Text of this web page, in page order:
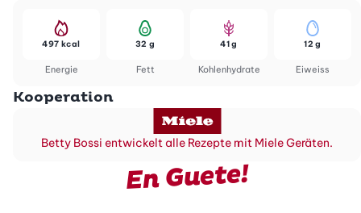
Energie
497 kcal
Fett
32 g
Kohlenhydrate
41 g
Eiweiss
12 g
Kooperation
Betty Bossi entwickelt alle Rezepte mit Miele Geräten.
En Guete!